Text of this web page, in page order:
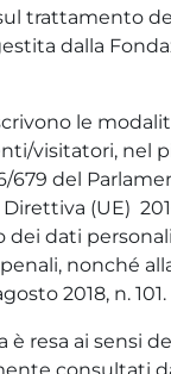
trattamento
dalla
le
visitatori, nel
679 del
(UE)
dei dati
nonché
2018, n. 101.
resa ai sensi